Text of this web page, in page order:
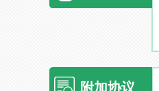
附加协议